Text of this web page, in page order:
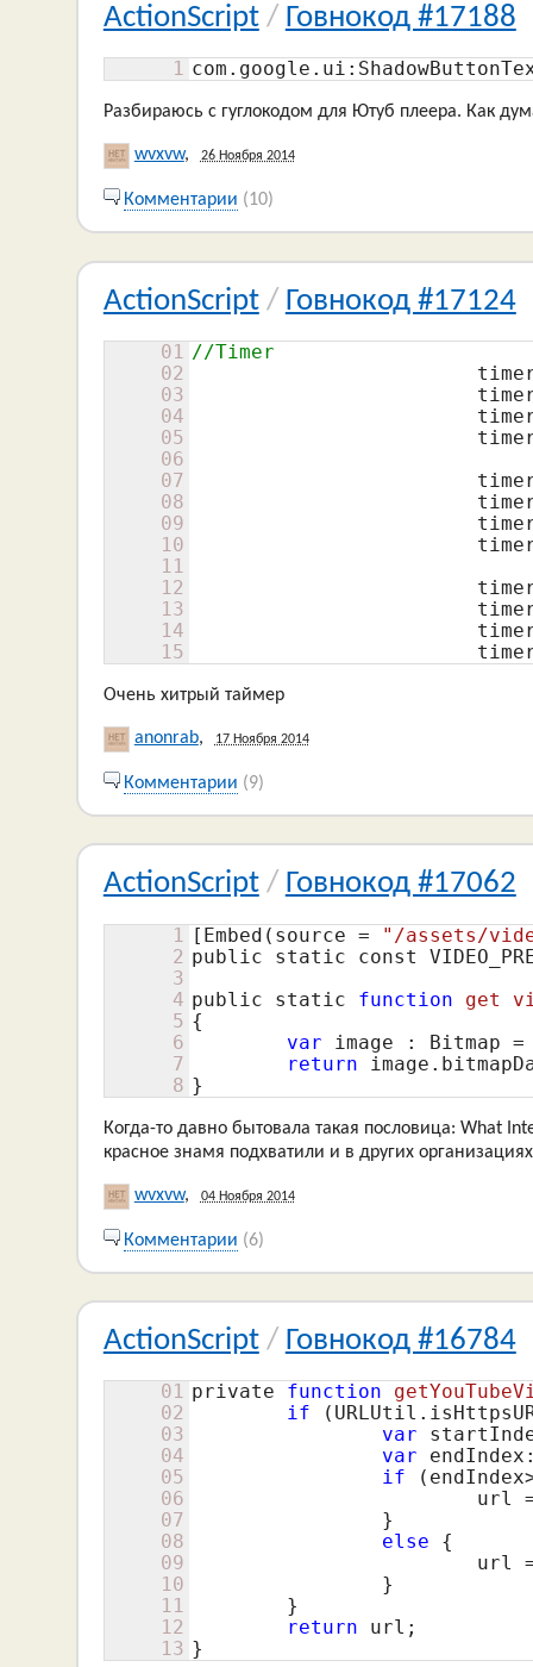
ActionScript/ Говнокод #17188
1
Разбираюсь с гуглокодом для Ютуб плеера. Как
wvxvw, 26 Ноября 2014
Комментарии (10)
ActionScript/ Говнокод #17124
01
02
03
04
05
06
07
08
09
10
11
12
13
14
15
//Timer
Очень хитрый таймер
anonrab, 17 Ноября 2014
Комментарии (9)
ActionScript/ Говнокод #17062
1
2
3
4
5
6
7
8
[Embed(source =
"/assets/
public static const
public static function get
{
var image : Bitmap
return
}
Когда-то давно бытовала такая пословица: What
красное знамя подхватили и в других
wvxvw, 04 Ноября 2014
Комментарии (6)
ActionScript/ Говнокод #16784
01
02
03
04
05
06
07
08
09
10
11
12
13
private function
if
var
var
if
else {
return url;
}